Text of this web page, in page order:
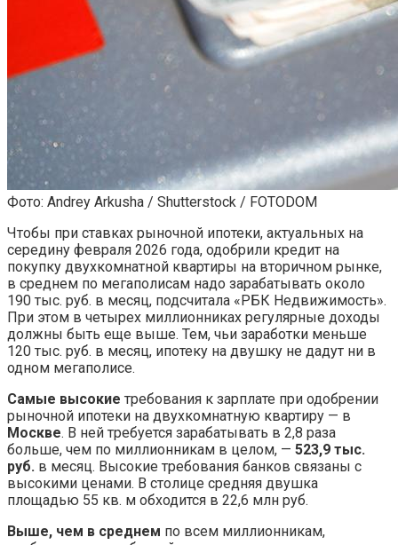
Фото: Andrey Arkusha / Shutterstock / FOTODOM
Чтобы при ставках рыночной ипотеки, актуальных на
середину февраля 2026 года, одобрили кредит на
покупку двухкомнатной квартиры на вторичном рынке,
в среднем по мегаполисам надо зарабатывать около
190 тыс. руб. в месяц, подсчитала «РБК Недвижимость».
При этом в четырех миллионниках регулярные доходы
должны быть еще выше. Тем, чьи заработки меньше
120 тыс. руб. в месяц, ипотеку на двушку не дадут ни в
одном мегаполисе.
Самые высокие требования к зарплате при одобрении
рыночной ипотеки на двухкомнатную квартиру — в
Москве. В ней требуется зарабатывать в 2,8 раза
больше, чем по миллионникам в целом, — 523,9 тыс.
руб. в месяц. Высокие требования банков связаны с
высокими ценами. В столице средняя двушка
площадью 55 кв. м обходится в 22,6 млн руб.
Выше, чем в среднем по всем миллионникам,